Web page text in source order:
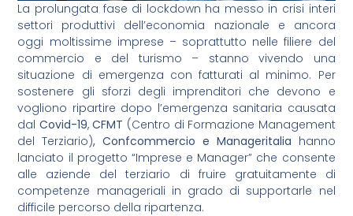
La prolungata fase di lockdown ha messo in crisi interi
settori produttivi dell’economia nazionale e ancora
oggi moltissime imprese – soprattutto nelle filiere del
commercio e del turismo – stanno vivendo una
situazione di emergenza con fatturati al minimo. Per
sostenere gli sforzi degli imprenditori che devono e
vogliono ripartire dopo l’emergenza sanitaria causata
dal Covid-19,CFMT (Centro di Formazione Management
del Terziario), Confcommercio e Manageritalia hanno
lanciato il progetto “Imprese e Manager” che consente
alle aziende del terziario di fruire gratuitamente di
competenze manageriali in grado di supportarle nel
difficile percorso della ripartenza.